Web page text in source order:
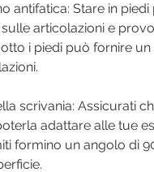
antifatica: Stare in
articolazioni e
i piedi può fornire
scrivania: Assicurati
adattare alle tue
formino un angolo di